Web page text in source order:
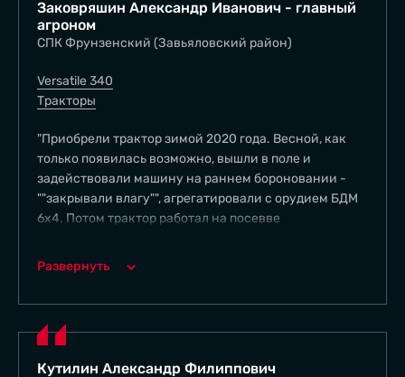
Заковряшин Александр Иванович - главный
агроном
СПК Фрунзенский (Завьяловский район)
Versatile 340
Тракторы
"Приобрели трактор зимой 2020 года. Весной, как
только появилась возможно, вышли в поле и
задействовали машину на раннем бороновании -
""закрывали влагу"", агрегатировали с орудием БДМ
6х4. Потом трактор работал на посевве
Amazone ED-X 12 TC (16 рядков, доработанная
компанией ООО ""Комплекс Агро"").После посевной
другие могли оценить его показатели, хозяйство
Развернуть
Кутилин Александр Филиппович